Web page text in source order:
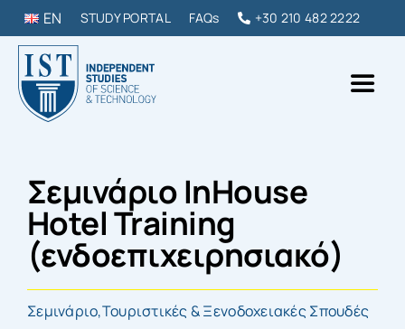
Skip
to
content
EN STUDY PORTAL FAQs +30 210 482 2222
ΠΡΟΠΤΥΧΙΑΚΑ & ΜΕΤΑΠΤΥΧΙΑΚΑ
DIPLOMAS & ΣΕΜΙΝΑΡΙΑ
Σεμινάριο InHouse
Hotel Training
(ενδοεπιχειρησιακό)
Σεμινάριο,Τουριστικές & Ξενοδοχειακές Σπουδές